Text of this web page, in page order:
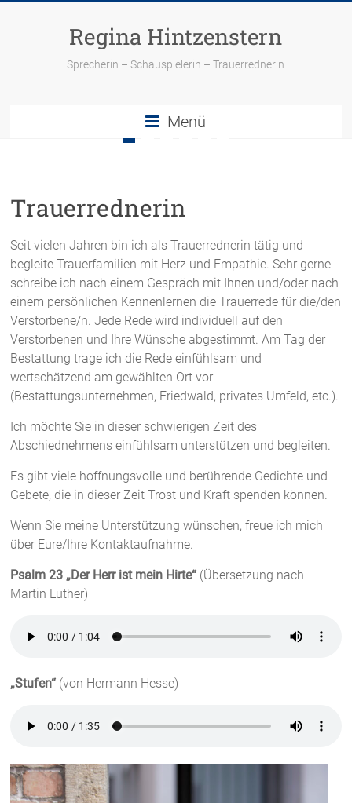
Regina Hintzenstern
Sprecherin – Schauspielerin – Trauerrednerin
Menü
Trauerrednerin
Seit vielen Jahren bin ich als Trauerrednerin tätig und
begleite Trauerfamilien mit Herz und Empathie. Sehr gerne
schreibe ich nach einem Gespräch mit Ihnen und/oder nach
einem persönlichen Kennenlernen die Trauerrede für die/den
Verstorbene/n. Jede Rede wird individuell auf den
Verstorbenen und Ihre Wünsche abgestimmt. Am Tag der
Bestattung trage ich die Rede einfühlsam und
wertschätzend am gewählten Ort vor
(Bestattungsunternehmen, Friedwald, privates Umfeld, etc.).
Ich möchte Sie in dieser schwierigen Zeit des
Abschiednehmens einfühlsam unterstützen und begleiten.
Es gibt viele hoffnungsvolle und berührende Gedichte und
Gebete, die in dieser Zeit Trost und Kraft spenden können.
Wenn Sie meine Unterstützung wünschen, freue ich mich
über Eure/Ihre Kontaktaufnahme.
Psalm 23 „Der Herr ist mein Hirte“ (Übersetzung nach
Martin Luther)
„Stufen“ (von Hermann Hesse)